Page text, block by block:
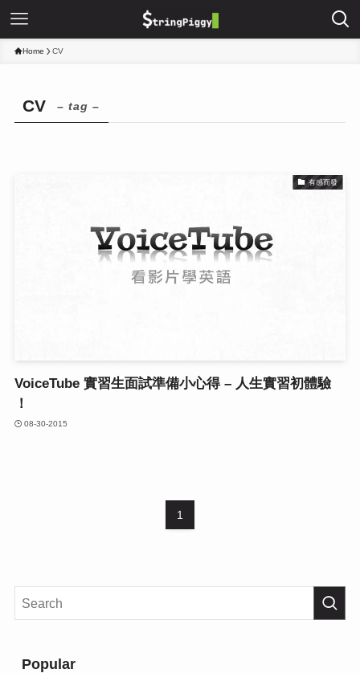
Home CV
CV – tag –
有感而發
VoiceTube 實習生面試準備小心得 – 人生實習初體驗
！
08-30-2015
1
Popular